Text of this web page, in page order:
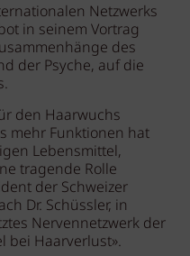
Netzwerks
in seinem Vortrag
des
der Psyche, auf die
den Haarwuchs
mehr Funktionen hat
Lebensmittel,
tragende Rolle
der Schweizer
Dr. Schüssler, in
Nervennetzwerk der
bei Haarverlust».